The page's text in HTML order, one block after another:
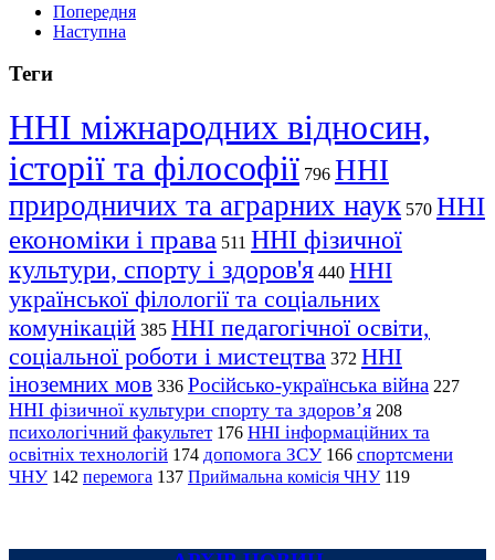
Попередня
Наступна
Теги
ННІ міжнародних відносин,
історії та філософії 796 ННІ
природничих та аграрних наук 570 ННІ
економіки і права 511 ННІ фізичної
культури, спорту і здоров'я 440 ННІ
української філології та соціальних
комунікацій 385 ННІ педагогічної освіти,
соціальної роботи і мистецтва 372 ННІ
іноземних мов 336 Російсько-українська війна 227
ННІ фізичної культури спорту та здоров’я 208
психологічний факультет 176 ННІ інформаційних та
освітніх технологій 174 допомога ЗСУ 166 спортсмени
ЧНУ 142 перемога 137 Приймальна комісія ЧНУ 119